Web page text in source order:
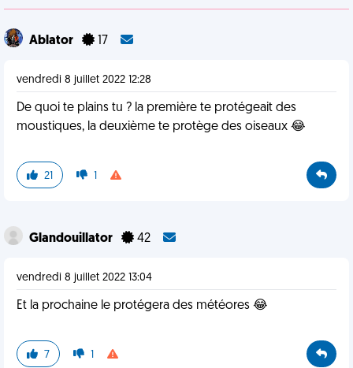
Ablator 17
vendredi 8 juillet 2022 12:28
De quoi te plains tu ? la première te protégeait des
moustiques, la deuxième te protège des oiseaux 😂
21 1
Glandouillator 42
vendredi 8 juillet 2022 13:04
Et la prochaine le protégera des météores 😂
7 1